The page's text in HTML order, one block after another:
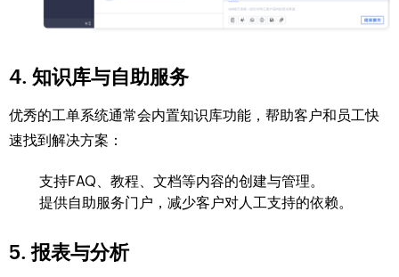
4. 知识库与自助服务
优秀的工单系统通常会内置知识库功能，帮助客户和员工快
速找到解决方案：
支持FAQ、教程、文档等内容的创建与管理。
提供自助服务门户，减少客户对人工支持的依赖。
5. 报表与分析